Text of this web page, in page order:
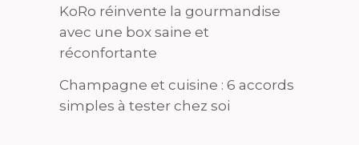
KoRo réinvente la gourmandise
avec une box saine et
réconfortante
Champagne et cuisine : 6 accords
simples à tester chez soi